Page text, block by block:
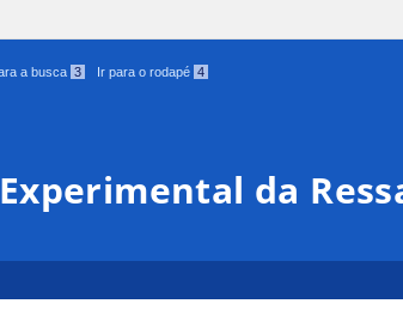
a busca 3 Ir para o rodapé 4
da